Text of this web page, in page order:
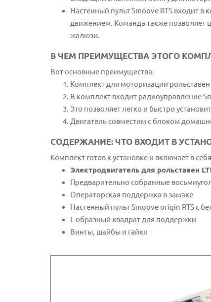
Настенный пульт Smoove RTS входит
движением. Команда также позволяет
жалюзи.
В ЧЕМ ПРЕИМУЩЕСТВА ЭТОГО
Вот основные преимущества.
Комплект для моторизации
В комплект входит радиоуправление
Это позволяет легко и быстро
Двигатель совместим с блоком
СОДЕРЖАНИЕ: ЧТО ВХОДИТ В
Комплект готов к установке и включает в
Электродвигатель для рольставен
Предварительно собранные
Операторская поддержка в замаке
Настенный пульт Smoove origin RTS с
L-образный квадрат для поддержки
Винты, шайбы и гайки